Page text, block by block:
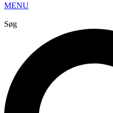
MENU
Søg